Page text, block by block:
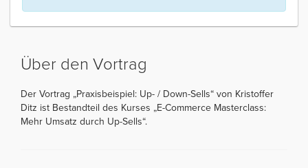
Über den Vortrag
Der Vortrag „Praxisbeispiel: Up- / Down-Sells“ von Kristoffer
Ditz ist Bestandteil des Kurses „E-Commerce Masterclass:
Mehr Umsatz durch Up-Sells“.